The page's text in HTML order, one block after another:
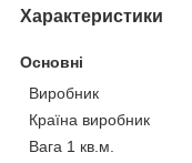
Характеристики
Основні
Виробник
Країна виробник
Вага 1 кв.м.